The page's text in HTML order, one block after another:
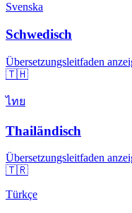
Svenska
Schwedisch
Übersetzungsleitfaden
🇹🇭
ไทย
Thailändisch
Übersetzungsleitfaden
🇹🇷
Türkçe